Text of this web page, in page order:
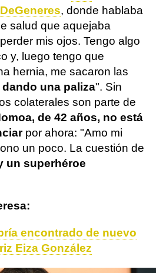
, donde hablaba
salud que aquejaba
mis ojos. Tengo algo
y, luego tengo que
hernia, me sacaron las
dando una paliza". Sin
colaterales son parte de
de 42 años, no está
por ahora: "Amo mi
un poco. La cuestión de
un superhéroe
encontrado de nuevo
Eiza González